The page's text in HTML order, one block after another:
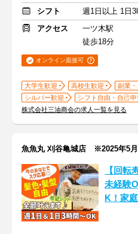
シフト
週1日以上 1日
アクセス
一ツ木駅
徒歩18分
オンライン面接可
大学生歓迎 高校生歓迎
副業
シルバー歓迎
シフト自由・自己申
株式会社三油商会の求人一覧を見る
魚魚丸 刈谷亀城店 ※2025年5月
【回転
未経験
K！家